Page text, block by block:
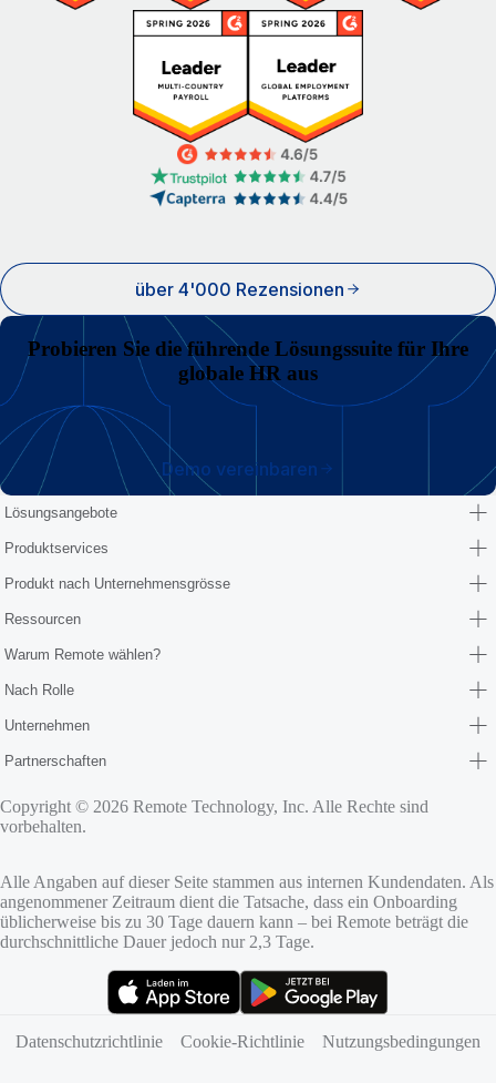
über 4'000 Rezensionen
Probieren Sie die führende Lösungssuite für Ihre
globale HR aus
Demo vereinbaren
Lösungsangebote
Produktservices
Produkt nach Unternehmensgrösse
Ressourcen
Warum Remote wählen?
Nach Rolle
Unternehmen
Partnerschaften
Copyright © 2026 Remote Technology, Inc. Alle Rechte sind
vorbehalten.
Alle Angaben auf dieser Seite stammen aus internen Kundendaten. Als
angenommener Zeitraum dient die Tatsache, dass ein Onboarding
üblicherweise bis zu 30 Tage dauern kann – bei Remote beträgt die
durchschnittliche Dauer jedoch nur 2,3 Tage.
Datenschutzrichtlinie
Cookie‑Richtlinie Nutzungsbedingungen